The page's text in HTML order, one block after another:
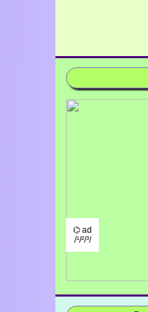
⌬ ad
/¹/²/³/